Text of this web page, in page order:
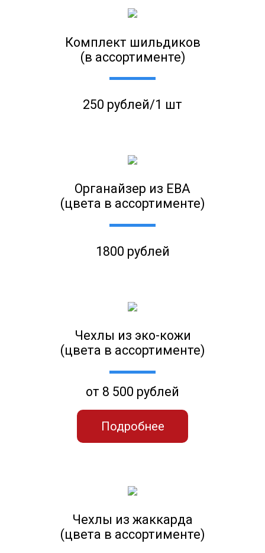
Комплект шильдиков
(в ассортименте)
250 рублей/1 шт
Органайзер из ЕВА
(цвета в ассортименте)
1800 рублей
Чехлы из эко-кожи
(цвета в ассортименте)
от 8 500 рублей
Подробнее
Чехлы из жаккарда
(цвета в ассортименте)